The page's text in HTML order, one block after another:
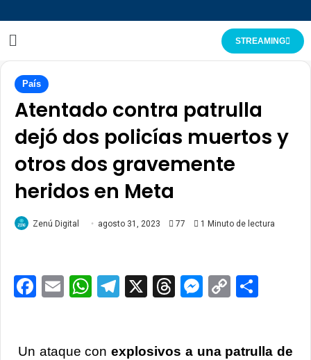
STREAMING
País
Atentado contra patrulla
dejó dos policías muertos y
otros dos gravemente
heridos en Meta
Zenú Digital agosto 31, 2023 77 1 Minuto de lectura
Facebook
EmailWhatsApp
Telegram
X ThreadsCopy
Un ataque conexplosivos a una patrulla de